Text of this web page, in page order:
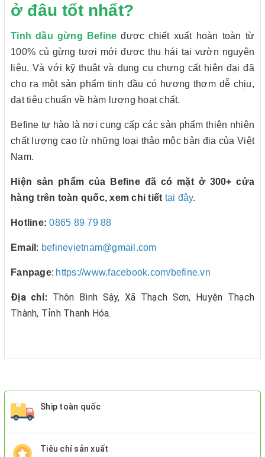
ở đâu tốt nhất?
Tinh dầu gừng Befine được chiết xuất hoàn toàn từ
100% củ gừng tươi mới được thu hái tại vườn nguyên
liệu. Và với kỹ thuật và dụng cụ chưng cất hiện đại đã
cho ra một sản phẩm tinh dầu có hương thơm dễ chịu,
đạt tiêu chuẩn về hàm lượng hoạt chất.
Befine tự hào là nơi cung cấp các sản phẩm thiên nhiên
chất lượng cao từ những loại thảo mộc bản địa của Việt
Nam.
Hiện sản phẩm của Befine đã có mặt ở 300+ cửa
hàng trên toàn quốc, xem chi tiết tại đây.
Hotline: 0865 89 79 88
Email : befinevietnam@gmail.com
Fanpage: https://www.facebook.com/befine.vn
Địa chỉ: Thôn Bình Sậy, Xã Thạch Sơn, Huyện Thạch
Thành, Tỉnh Thanh Hóa.
Ship toàn quốc
Tiêu chí sản xuất